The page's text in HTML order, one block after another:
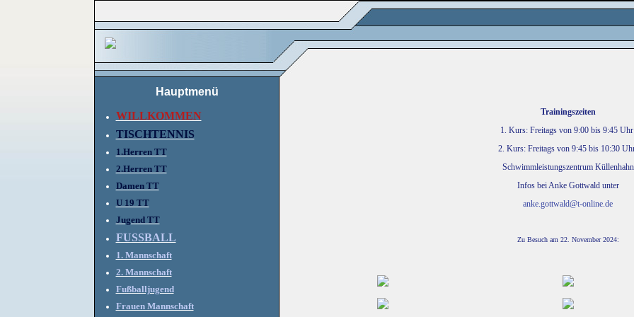
Hauptmenü
WILLKOMMEN
TISCHTENNIS
1.Herren TT
2.Herren TT
Damen TT
U 19 TT
Jugend TT
FUSSBALL
1. Mannschaft
2. Mannschaft
Fußballjugend
Frauen Mannschaft
Trainingszeiten
1. Kurs: Freitags von 9:00 bis 9:45
2. Kurs: Freitags von 9:45 bis 10:30
Schwimmleistungszentrum Küllenhahn
Infos bei Anke Gottwald unter
anke.gottwald@t-online.de
Zu Besuch am 22. November 2024: